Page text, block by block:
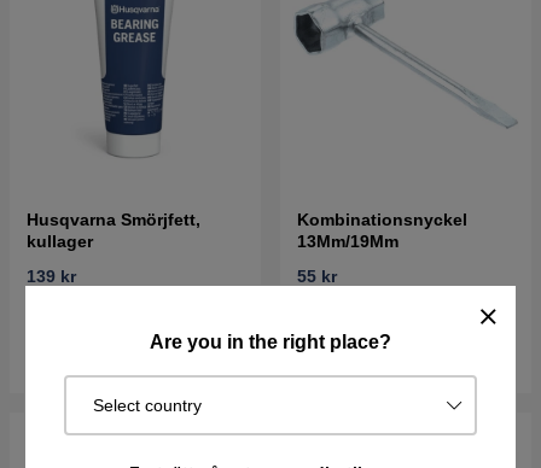
Are you in the right place?
Select country
Husqvarna Smörjfett,
kullager
139 kr
Köp
Kombinationsnyckel
13Mm/19Mm
55 kr